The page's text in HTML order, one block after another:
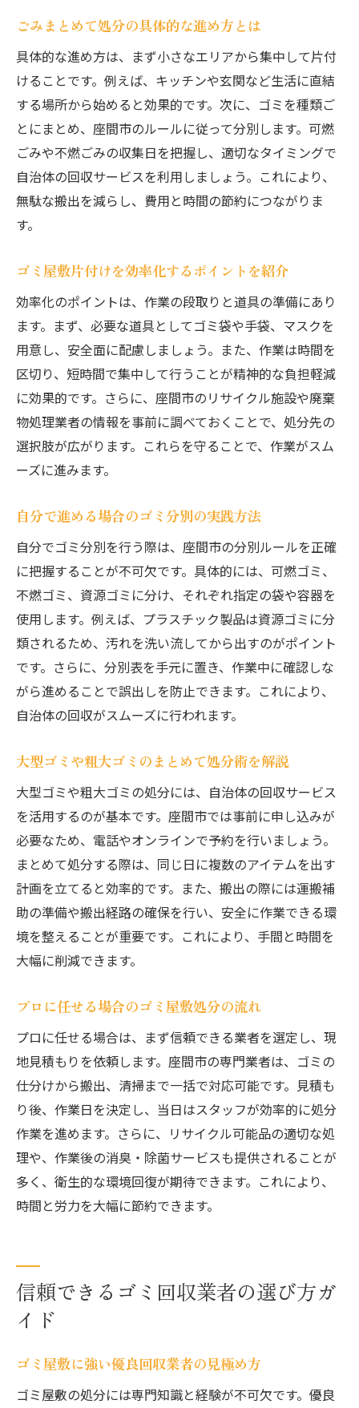
ごみまとめて処分の具体的な進め方とは
具体的な進め方は、まず小さなエリアから集中して片付
けることです。例えば、キッチンや玄関など生活に直結
する場所から始めると効果的です。次に、ゴミを種類ご
とにまとめ、座間市のルールに従って分別します。可燃
ごみや不燃ごみの収集日を把握し、適切なタイミングで
自治体の回収サービスを利用しましょう。これにより、
無駄な搬出を減らし、費用と時間の節約につながりま
す。
ゴミ屋敷片付けを効率化するポイントを紹介
効率化のポイントは、作業の段取りと道具の準備にあり
ます。まず、必要な道具としてゴミ袋や手袋、マスクを
用意し、安全面に配慮しましょう。また、作業は時間を
区切り、短時間で集中して行うことが精神的な負担軽減
に効果的です。さらに、座間市のリサイクル施設や廃棄
物処理業者の情報を事前に調べておくことで、処分先の
選択肢が広がります。これらを守ることで、作業がスム
ーズに進みます。
自分で進める場合のゴミ分別の実践方法
自分でゴミ分別を行う際は、座間市の分別ルールを正確
に把握することが不可欠です。具体的には、可燃ゴミ、
不燃ゴミ、資源ゴミに分け、それぞれ指定の袋や容器を
使用します。例えば、プラスチック製品は資源ゴミに分
類されるため、汚れを洗い流してから出すのがポイント
です。さらに、分別表を手元に置き、作業中に確認しな
がら進めることで誤出しを防止できます。これにより、
自治体の回収がスムーズに行われます。
大型ゴミや粗大ゴミのまとめて処分術を解説
大型ゴミや粗大ゴミの処分には、自治体の回収サービス
を活用するのが基本です。座間市では事前に申し込みが
必要なため、電話やオンラインで予約を行いましょう。
まとめて処分する際は、同じ日に複数のアイテムを出す
計画を立てると効率的です。また、搬出の際には運搬補
助の準備や搬出経路の確保を行い、安全に作業できる環
境を整えることが重要です。これにより、手間と時間を
大幅に削減できます。
プロに任せる場合のゴミ屋敷処分の流れ
プロに任せる場合は、まず信頼できる業者を選定し、現
地見積もりを依頼します。座間市の専門業者は、ゴミの
仕分けから搬出、清掃まで一括で対応可能です。見積も
り後、作業日を決定し、当日はスタッフが効率的に処分
作業を進めます。さらに、リサイクル可能品の適切な処
理や、作業後の消臭・除菌サービスも提供されることが
多く、衛生的な環境回復が期待できます。これにより、
時間と労力を大幅に節約できます。
信頼できるゴミ回収業者の選び方ガ
イド
ゴミ屋敷に強い優良回収業者の見極め方
ゴミ屋敷の処分には専門知識と経験が不可欠です。優良